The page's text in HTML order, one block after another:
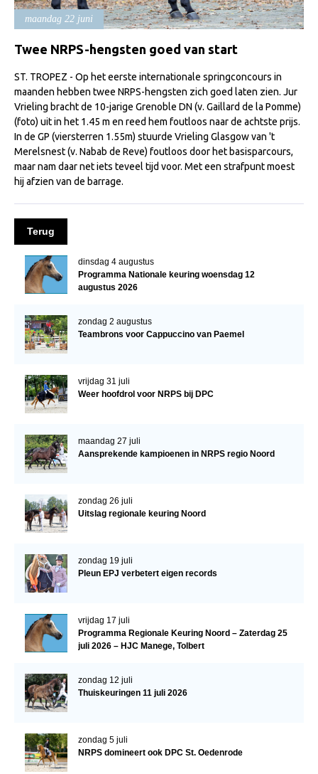
Import registratie
Veulenregistratie
I&R Registratie
Informatie overschrijven paspoort
Formulier overschrijven op naam
Animal Health Regulation
Gids voor Goede Praktijken
Marktplaats
Tarievenlijst
Webshop
Evenementen
NRPS Keuringen
Regionale Keuringen
ABOP
Wereldkampioenschap Jonge Paarden
Arabian Horse Events
Veulenregistratie
Veulens en merries
Zoek een NRPS paard
Onze fokkerij
maandag 22 juni
Twee NRPS-hengsten goed van start
ST. TROPEZ - Op het eerste internationale springconcours in
maanden hebben twee NRPS-hengsten zich goed laten zien. Jur
Vrieling bracht de 10-jarige Grenoble DN (v. Gaillard de la Pomme)
(foto) uit in het 1.45 m en reed hem foutloos naar de achtste prijs.
In de GP (viersterren 1.55m) stuurde Vrieling Glasgow van 't
Merelsnest (v. Nabab de Reve) foutloos door het basisparcours,
maar nam daar net iets teveel tijd voor. Met een strafpunt moest
hij afzien van de barrage.
Terug
dinsdag 4 augustus
Programma Nationale keuring woensdag 12
augustus 2026
zondag 2 augustus
Teambrons voor Cappuccino van Paemel
vrijdag 31 juli
Weer hoofdrol voor NRPS bij DPC
maandag 27 juli
Aansprekende kampioenen in NRPS regio Noord
zondag 26 juli
Uitslag regionale keuring Noord
zondag 19 juli
Pleun EPJ verbetert eigen records
vrijdag 17 juli
Programma Regionale Keuring Noord – Zaterdag 25
juli 2026 – HJC Manege, Tolbert
zondag 12 juli
Thuiskeuringen 11 juli 2026
zondag 5 juli
NRPS domineert ook DPC St. Oedenrode